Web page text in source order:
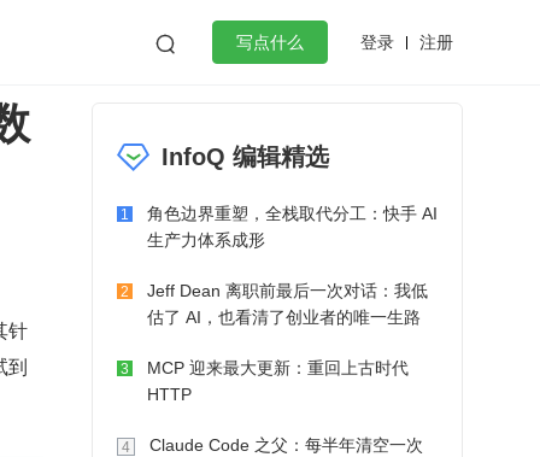
 写点什么 登录 注册
作
微服务架构 flutter
针
到
InfoQ 编辑精选
1
角色边界重塑，全栈取代分工：快手 AI
生产力体系成形
2
Jeff Dean 离职前最后一次对话：我低
估了 AI，也看清了创业者的唯一生路
3
MCP 迎来最大更新：重回上古时代
HTTP
4
Claude Code 之父：每半年清空一次